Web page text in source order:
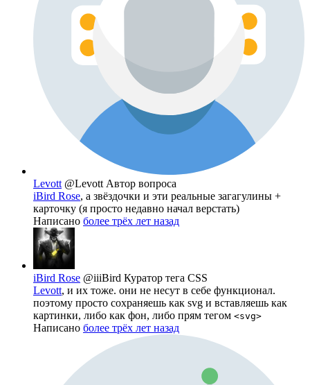
Levott @Levott Автор вопроса
iBird Rose, а звёздочки и эти реальные загагулины +
карточку (я просто недавно начал верстать)
Написано более трёх лет назад
iBird Rose @iiiBird Куратор тега CSS
Levott, и их тоже. они не несут в себе функционал.
поэтому просто сохраняешь как svg и вставляешь как
картинки, либо как фон, либо прям тегом <svg>
Написано более трёх лет назад